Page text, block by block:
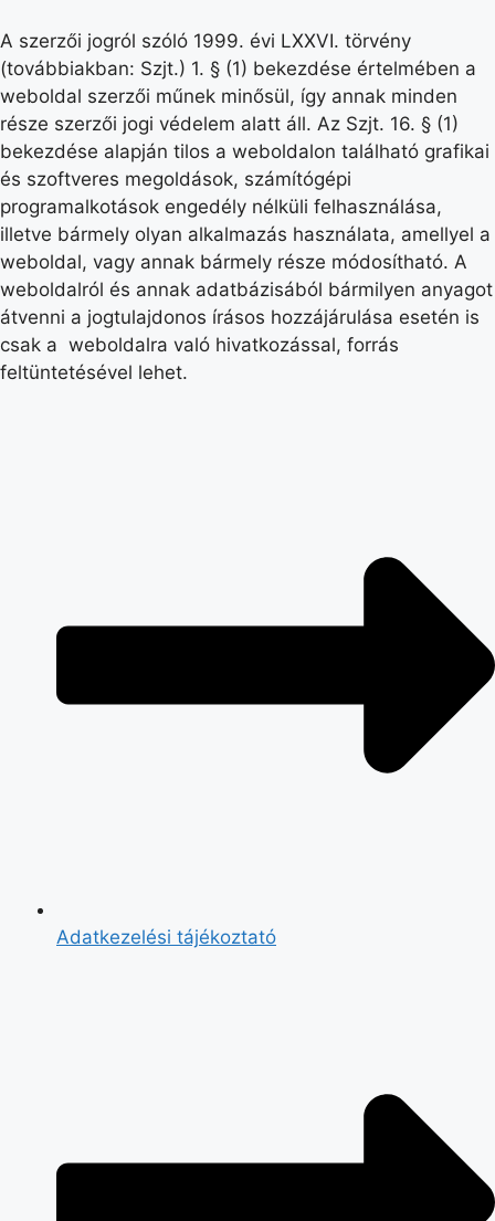
A szerzői jogról szóló 1999. évi LXXVI. törvény
(továbbiakban: Szjt.) 1. § (1) bekezdése értelmében a
weboldal szerzői műnek minősül, így annak minden
része szerzői jogi védelem alatt áll. Az Szjt. 16. § (1)
bekezdése alapján tilos a weboldalon található grafikai
és szoftveres megoldások, számítógépi
programalkotások engedély nélküli felhasználása,
illetve bármely olyan alkalmazás használata, amellyel a
weboldal, vagy annak bármely része módosítható. A
weboldalról és annak adatbázisából bármilyen anyagot
átvenni a jogtulajdonos írásos hozzájárulása esetén is
csak a weboldalra való hivatkozással, forrás
feltüntetésével lehet.
Adatkezelési tájékoztató